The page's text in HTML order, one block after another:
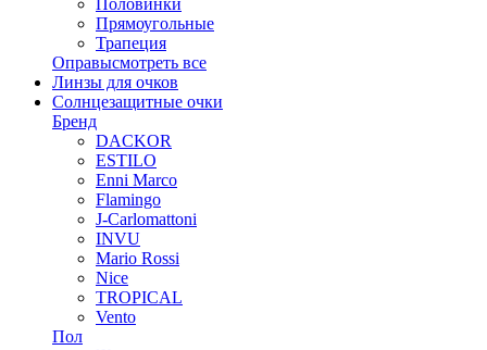
Прямоугольные
Трапеция
Оправысмотреть все
Линзы для очков
Солнцезащитные очки
Бренд
DACKOR
ESTILO
Enni Marco
Flamingo
J-Carlomattoni
INVU
Mario Rossi
Nice
TROPICAL
Vento
Пол